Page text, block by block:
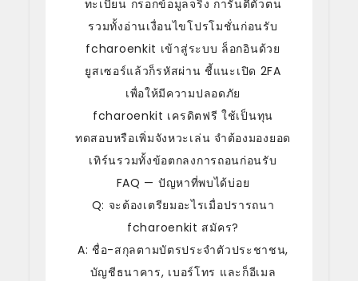
ทะเบียน กรอกข้อมูลจริง การันตีตัวตน
รวมทั้งอ่านเงื่อนไขโปรโมชั่นก่อนรับ
fcharoenkit เข้าสู่ระบบ ล็อกอินด้วย
ยูสเซอร์แล้วก็รหัสผ่าน ชี้แนะเปิด 2FA
เพื่อให้มีความปลอดภัย
fcharoenkit เครดิตฟรี ใช้เป็นทุน
ทดสอบหรือเพิ่มจังหวะเล่น จำต้องมองยอด
เทิร์นรวมทั้งข้อตกลงการถอนก่อนรับ
FAQ — ปัญหาที่พบได้บ่อย
Q: จะต้องเตรียมอะไรเมื่อปรารถนา
fcharoenkit สมัคร?
A: ชื่อ-สกุลตามบัตรประจำตัวประชาชน,
บัญชีธนาคาร, เบอร์โทร และก็อีเมล